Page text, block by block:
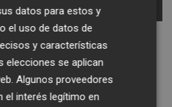
para todo el
vivir desde muchos
valenciana. Valencia
datos para estos y
el uso de datos de
y características
elecciones se aplican
Algunos proveedores
el interés legítimo en